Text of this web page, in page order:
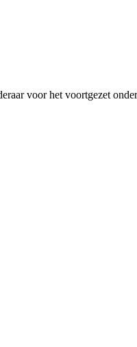
voor het voortgezet